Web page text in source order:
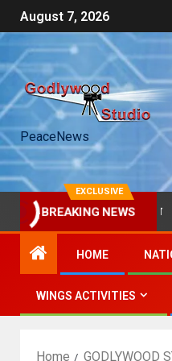
August 7, 2026
PeaceNews
EXCLUSIVE
BREAKING NEWS
सुरक्षा प्रभाग द्वारा कार्यक्रम
HOME
WINGS ACTIVITIES
Home GODLYWOOD